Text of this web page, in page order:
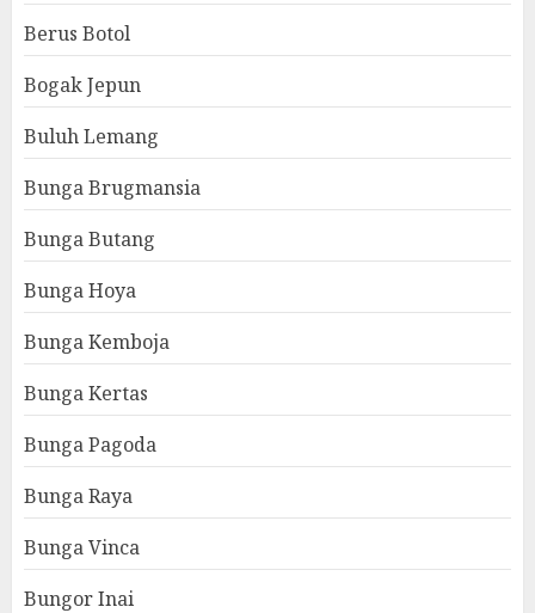
Berus Botol
Bogak Jepun
Buluh Lemang
Bunga Brugmansia
Bunga Butang
Bunga Hoya
Bunga Kemboja
Bunga Kertas
Bunga Pagoda
Bunga Raya
Bunga Vinca
Bungor Inai